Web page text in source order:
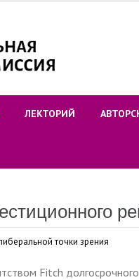
ЛЕКТОРИЙ
точки зрения
Fitch